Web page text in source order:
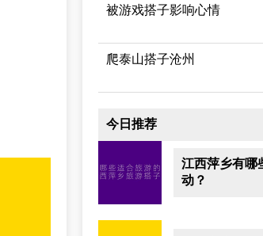
被游戏搭子影响心情
爬泰山搭子沧州
今日推荐
江西萍乡有哪
动？